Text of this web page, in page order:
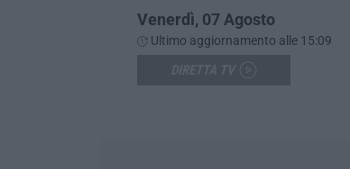
Venerdì, 07 Agosto
Ultimo aggiornamento alle 15:09